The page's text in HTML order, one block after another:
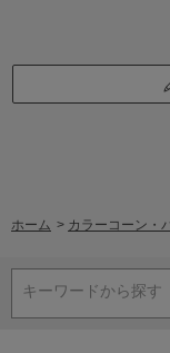
ホーム > カラーコーン・
キーワードから探す